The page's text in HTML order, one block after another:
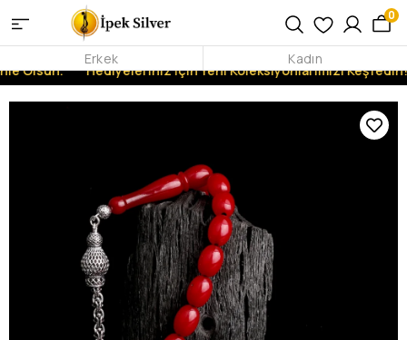
Olsun. Hediyeleriniz İçin Yeni Koleksiyonlarımızı Keşfedin!
0
Erkek Kadın